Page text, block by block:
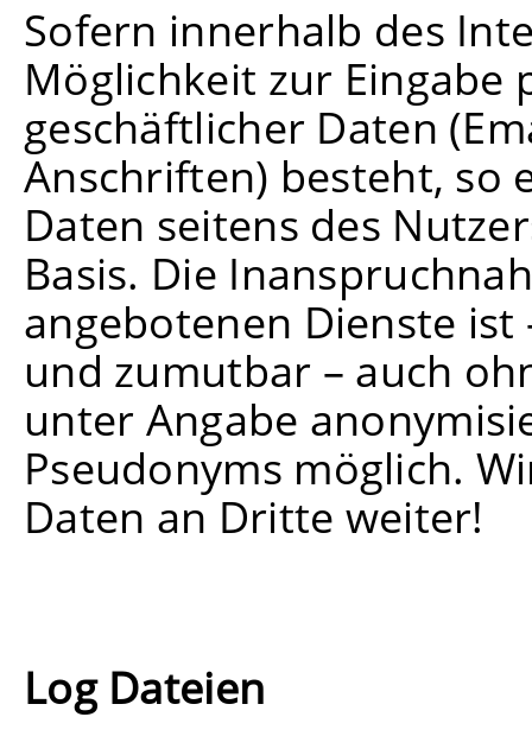
Sofern innerhalb des
Möglichkeit zur Eingabe
geschäftlicher Daten
Anschriften) besteht, so
Daten seitens des
Basis. Die
angebotenen Dienste
und zumutbar – auch
unter Angabe
Pseudonyms möglich.
Daten an Dritte weiter!
Log Dateien